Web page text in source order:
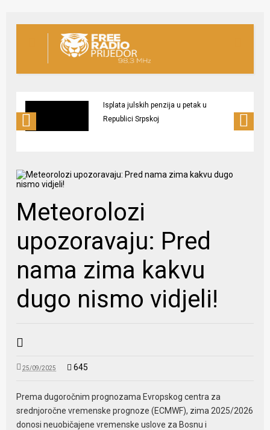
Isplata julskih penzija u petak u
Republici Srpskoj
Meteorolozi
upozoravaju: Pred
nama zima kakvu
dugo nismo vidjeli!
25/09/2025 645
Prema dugoročnim prognozama Evropskog centra za
srednjoročne vremenske prognoze (ECMWF), zima 2025/2026
donosi neuobičajene vremenske uslove za Bosnu i